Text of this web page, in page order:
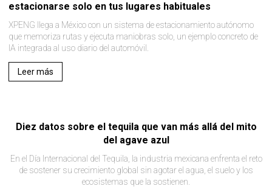
estacionarse solo en tus lugares habituales
XPENG llega a México con un sistema de estacionamiento autónomo
que memoriza rutas y ejecuta maniobras solo, un ejemplo concreto de
IA integrada al uso diario del automóvil.
Leer más
Diez datos sobre el tequila que van más allá del mito
del agave azul
En el Día Internacional del Tequila, la industria mexicana enfrenta el reto
de sostener su crecimiento global sin agotar el agua, el suelo y los
ecosistemas que la sostienen.